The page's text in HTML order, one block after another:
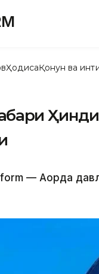
ҲодисаҚонун ва
— Ақорда